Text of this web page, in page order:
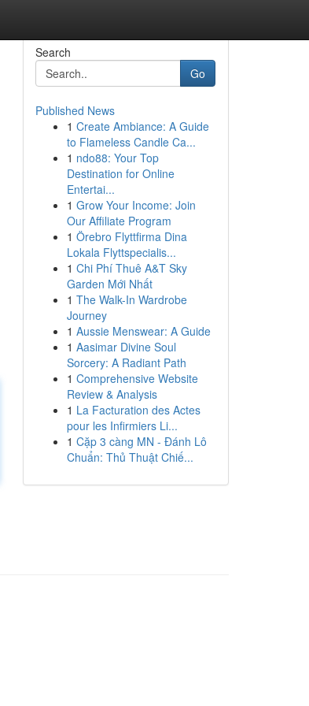
Search
Go
Published News
1 Create Ambiance: A Guide
to Flameless Candle Ca...
1 ndo88: Your Top
Destination for Online
Entertai...
1 Grow Your Income: Join
Our Affiliate Program
1 Örebro Flyttfirma Dina
Lokala Flyttspecialis...
1 Chi Phí Thuê A&T Sky
Garden Mới Nhất
1 The Walk-In Wardrobe
Journey
1 Aussie Menswear: A Guide
1 Aasimar Divine Soul
Sorcery: A Radiant Path
1 Comprehensive Website
Review & Analysis
1 La Facturation des Actes
pour les Infirmiers Li...
1 Cặp 3 càng MN - Đánh Lô
Chuẩn: Thủ Thuật Chiế...